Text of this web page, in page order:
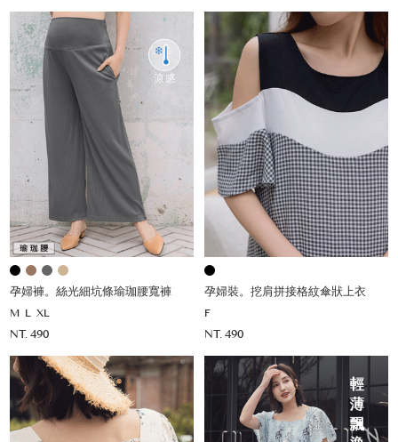
孕婦褲。絲光細坑條瑜珈腰寬褲
M L XL
NT. 490
孕婦裝。挖肩拼接格紋傘狀上衣
F
NT. 490